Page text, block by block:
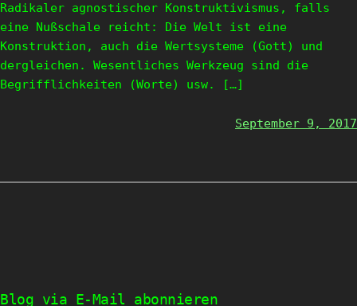
Radikaler agnostischer Konstruktivismus, falls
eine Nußschale reicht: Die Welt ist eine
Konstruktion, auch die Wertsysteme (Gott) und
dergleichen. Wesentliches Werkzeug sind die
Begrifflichkeiten (Worte) usw. […]
September 9, 2017
Blog via E-Mail abonnieren